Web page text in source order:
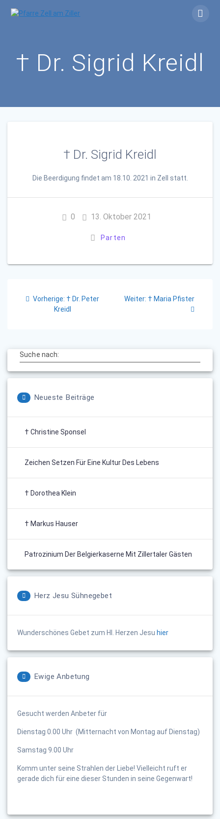
† Dr. Sigrid Kreidl
† Dr. Sigrid Kreidl
Die Beerdigung findet am 18.10. 2021 in Zell statt.
0 13. Oktober 2021
Parten
Vorherige: Vorheriger
Beitrag:
† Dr. Peter
Kreidl
Weiter: Nächster
† Maria Pfister
Suche nach:
Neueste Beiträge
† Christine Sponsel
Zeichen Setzen Für Eine Kultur Des Lebens
† Dorothea Klein
† Markus Hauser
Patrozinium Der Belgierkaserne Mit Zillertaler Gästen
Herz Jesu Sühnegebet
Wunderschönes Gebet zum Hl. Herzen Jesu hier
Ewige Anbetung
Gesucht werden Anbeter für
Dienstag 0.00 Uhr (Mitternacht von Montag auf Dienstag)
Samstag 9.00 Uhr
Komm unter seine Strahlen der Liebe! Vielleicht ruft er
gerade dich für eine dieser Stunden in seine Gegenwart!